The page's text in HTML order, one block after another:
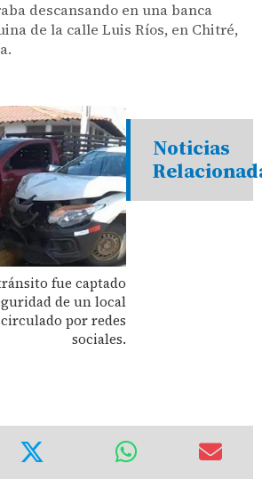
descansando en una banca
de la calle Luis Ríos, en Chitré,
fue captado
de un local
por redes
sociales.
Noticias